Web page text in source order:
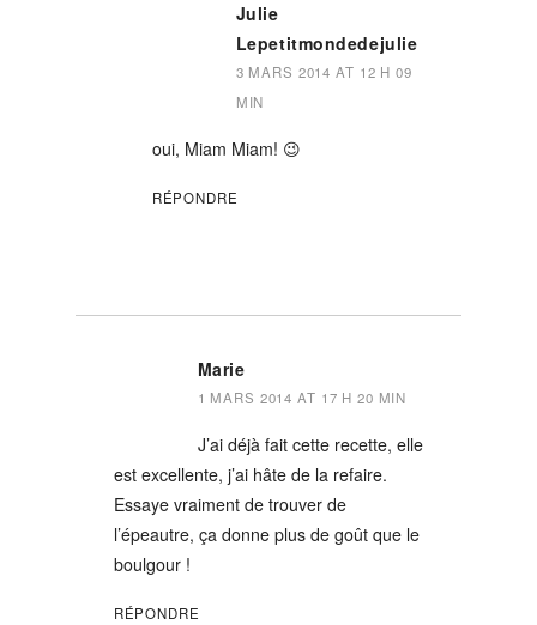
Julie
Lepetitmondedejulie
3 MARS 2014 AT 12 H 09
MIN
oui, Miam Miam! 😉
RÉPONDRE
Marie
1 MARS 2014 AT 17 H 20 MIN
J’ai déjà fait cette recette, elle
est excellente, j’ai hâte de la refaire.
Essaye vraiment de trouver de
l’épeautre, ça donne plus de goût que le
boulgour !
RÉPONDRE